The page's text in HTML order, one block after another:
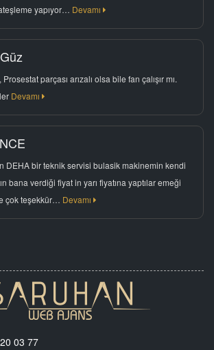
yapıyor… Devamı
parçası arızalı olsa bile fan çalışır mı.
Devamı
DEHA bir teknik servisi bulasik makinemin kendi
bana verdiği fiyat in yarı fiyatına yaptılar emeği
çok teşekkür… Devamı
03 77